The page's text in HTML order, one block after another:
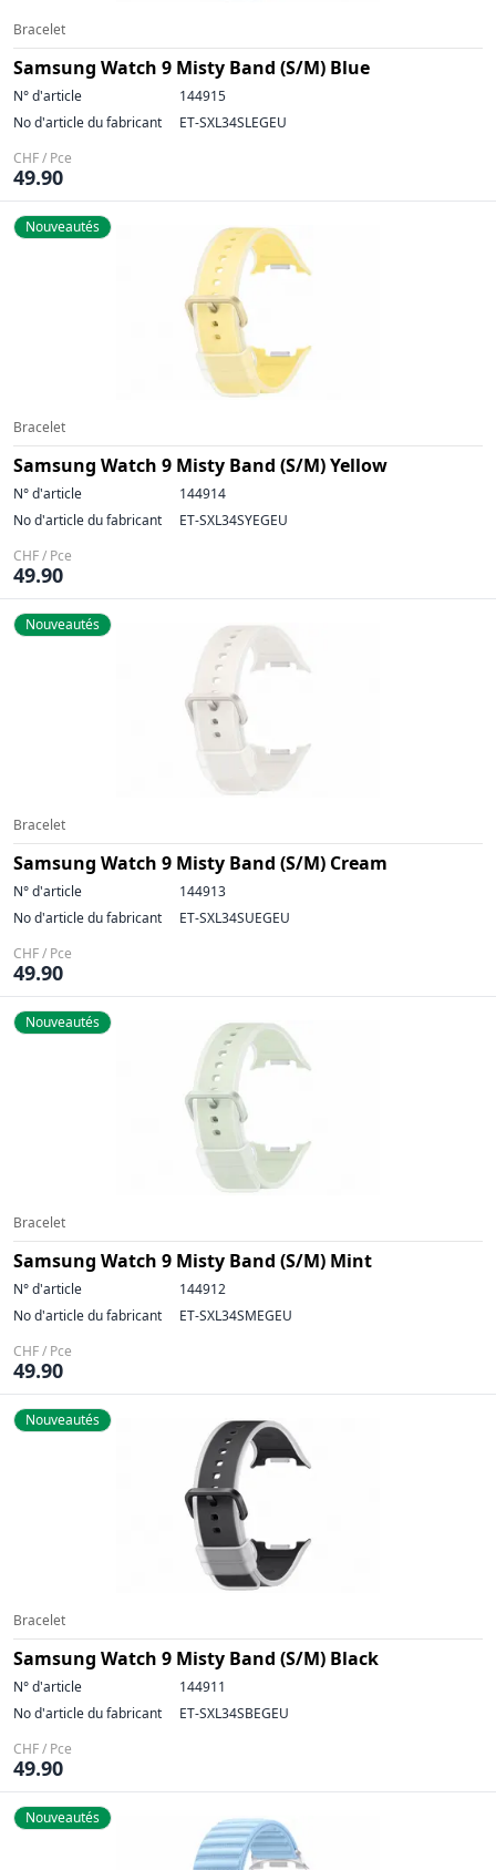
Bracelet
Samsung Watch 9 Misty Band (S/M) Blue
N° d'article
144915
No d'article du fabricant
ET-SXL34SLEGEU
CHF / Pce
49.90
Nouveautés
Bracelet
Samsung Watch 9 Misty Band (S/M) Yellow
N° d'article
144914
No d'article du fabricant
ET-SXL34SYEGEU
CHF / Pce
49.90
Nouveautés
Bracelet
Samsung Watch 9 Misty Band (S/M) Cream
N° d'article
144913
No d'article du fabricant
ET-SXL34SUEGEU
CHF / Pce
49.90
Nouveautés
Bracelet
Samsung Watch 9 Misty Band (S/M) Mint
N° d'article
144912
No d'article du fabricant
ET-SXL34SMEGEU
CHF / Pce
49.90
Nouveautés
Bracelet
Samsung Watch 9 Misty Band (S/M) Black
N° d'article
144911
No d'article du fabricant
ET-SXL34SBEGEU
CHF / Pce
49.90
Nouveautés